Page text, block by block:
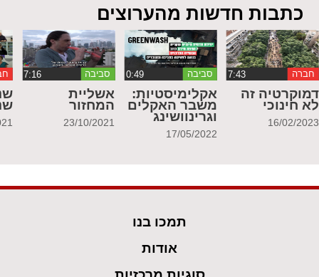
כתבות חדשות מהערוצים
חברה
דמוקרטיה זה
לא חינוכי
16/02/2023
סביבה ‏0:49
אקלימיסטיות:
משבר האקלים
וגרינוושינג
17/05/2022
סביבה
אשליית
המחזור
23/10/2021
תמכו בנו
אודות